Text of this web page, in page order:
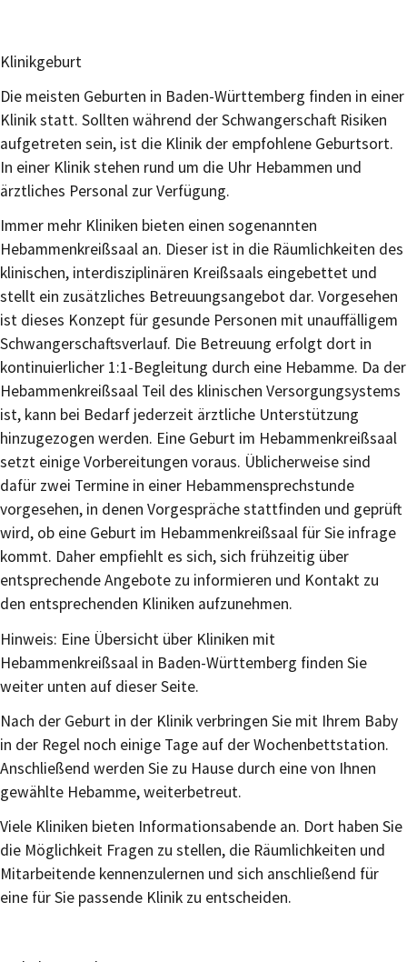
Klinikgeburt
Die meisten Geburten in Baden-Württemberg finden in einer
Klinik statt. Sollten während der Schwangerschaft Risiken
aufgetreten sein, ist die Klinik der empfohlene Geburtsort.
In einer Klinik stehen rund um die Uhr Hebammen und
ärztliches Personal zur Verfügung.
Immer mehr Kliniken bieten einen sogenannten
Hebammenkreißsaal an. Dieser ist in die Räumlichkeiten des
klinischen, interdisziplinären Kreißsaals eingebettet und
stellt ein zusätzliches Betreuungsangebot dar. Vorgesehen
ist dieses Konzept für gesunde Personen mit unauffälligem
Schwangerschaftsverlauf. Die Betreuung erfolgt dort in
kontinuierlicher 1:1-Begleitung durch eine Hebamme. Da der
Hebammenkreißsaal Teil des klinischen Versorgungsystems
ist, kann bei Bedarf jederzeit ärztliche Unterstützung
hinzugezogen werden. Eine Geburt im Hebammenkreißsaal
setzt einige Vorbereitungen voraus. Üblicherweise sind
dafür zwei Termine in einer Hebammensprechstunde
vorgesehen, in denen Vorgespräche stattfinden und geprüft
wird, ob eine Geburt im Hebammenkreißsaal für Sie infrage
kommt. Daher empfiehlt es sich, sich frühzeitig über
entsprechende Angebote zu informieren und Kontakt zu
den entsprechenden Kliniken aufzunehmen.
Hinweis: Eine Übersicht über Kliniken mit
Hebammenkreißsaal in Baden-Württemberg finden Sie
weiter unten auf dieser Seite.
Nach der Geburt in der Klinik verbringen Sie mit Ihrem Baby
in der Regel noch einige Tage auf der Wochenbettstation.
Anschließend werden Sie zu Hause durch eine von Ihnen
gewählte Hebamme, weiterbetreut.
Viele Kliniken bieten Informationsabende an. Dort haben Sie
die Möglichkeit Fragen zu stellen, die Räumlichkeiten und
Mitarbeitende kennenzulernen und sich anschließend für
eine für Sie passende Klinik zu entscheiden.